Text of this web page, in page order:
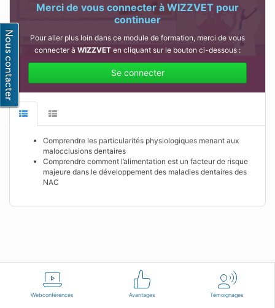
Webconférences Avantages Témoignages
Merci de vous connecter à WIZZVET pour
continuer
Pour aller plus loin dans ce module de formation, merci de vous
connecter à WIZZVET en cliquant sur le bouton ci-dessous :
Se connecter
Comprendre les particularités physiologiques menant aux
malocclusions dentaires
Comprendre comment l’alimentation est un facteur de risque
majeure dans le développement des maladies dentaires des
NAC